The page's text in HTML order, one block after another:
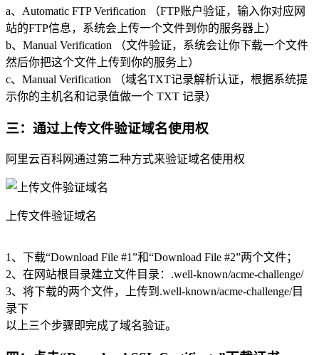
a、Automatic FTP Verification （FTP账户验证，输入你对应网
站的FTP信息，系统会上传一个文件到你的服务器上）
b、Manual Verification （文件验证，系统会让你下载一个文件
然后你把这个文件上传到你的服务上）
c、Manual Verification （域名TXT记录解析认证，根据系统提
示你的主机名和记录值做一个 TXT 记录）
三：通过上传文件验证域名使用权
阿里云百科网通过第二种方式来验证域名使用权
上传文件验证域名
1、下载“Download File #1”和“Download File #2”两个文件；
2、在网站根目录建立文件目录：.well-known/acme-challenge/
3、将下载的两个文件，上传到.well-known/acme-challenge/目
录下
以上三个步骤即完成了域名验证。